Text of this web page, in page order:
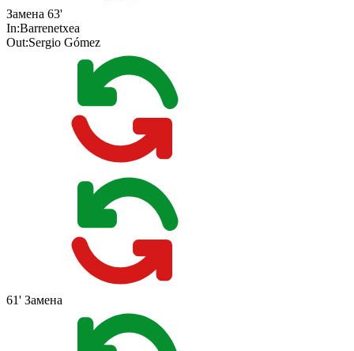
Замена 63'
In:Barrenetxea
Out:Sergio Gómez
61' Замена